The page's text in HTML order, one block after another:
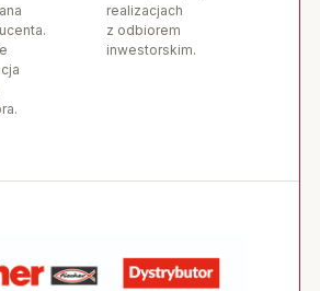
realizacjach
z odbiorem
inwestorskim.